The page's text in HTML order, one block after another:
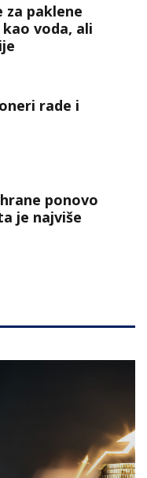
za paklene
voda, ali
rade i
ponovo
je najviše